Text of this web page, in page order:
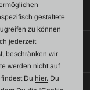
gestaltete
zu können
jederzeit
beschränken wir
werden nicht auf
Du hier. Du